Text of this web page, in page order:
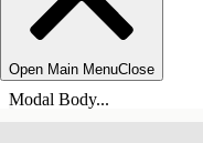
Open Main MenuClose
Modal Body...